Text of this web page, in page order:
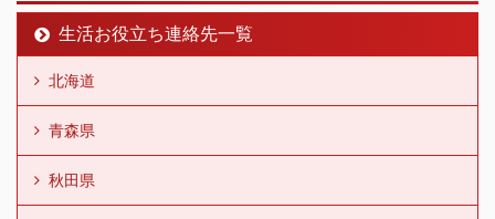
生活お役立ち連絡先一覧
北海道
青森県
秋田県